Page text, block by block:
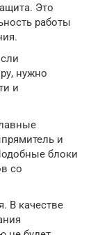
Это
работы
нужно
и
и
блоки
со
В качестве